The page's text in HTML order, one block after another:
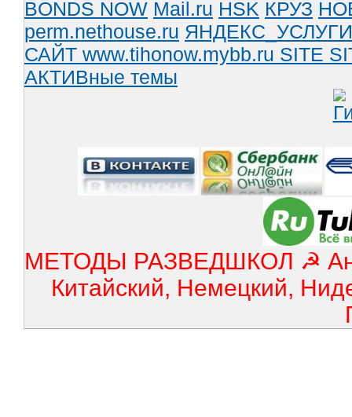
BONDS NOW Mail.ru HSK КРУЗ
perm.nethouse.ru ЯНДЕКС_УСЛУГИ
САЙТ www.tihonow.mybb.ru SITE
АКТИВные темы
МЕТОДЫ РАЗВЕДШКОЛ ☭
Китайский, Немецкий,